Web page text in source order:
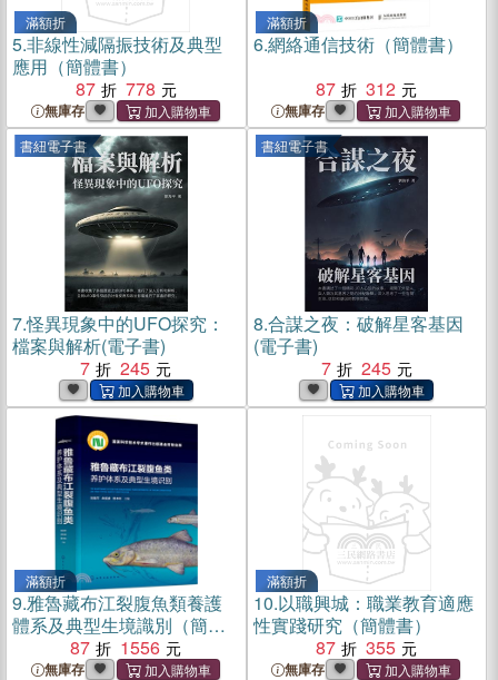
滿額折
5.非線性減隔振技術及典型
應用（簡體書）
87
778
無庫存
滿額折
6.網絡通信技術（簡體書）
87
312
無庫存
書紐電子書
7.怪異現象中的UFO探究：
檔案與解析(電子書)
7
245
書紐電子書
8.合謀之夜：破解星客基因
(電子書)
7
245
滿額折
9.雅魯藏布江裂腹魚類養護
體系及典型生境識別（簡體
87 1556
無庫存
滿額折
10.以職興城：職業教育適應
性實踐研究（簡體書）
87
355
無庫存